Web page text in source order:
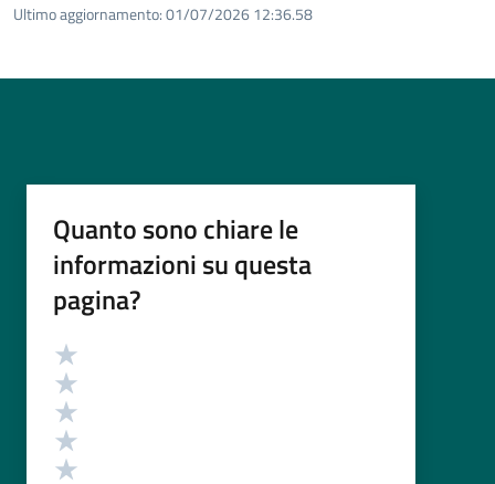
Ultimo aggiornamento:01/07/2026 12:36.58
Quanto sono chiare le
informazioni su questa
pagina?
Valutazione